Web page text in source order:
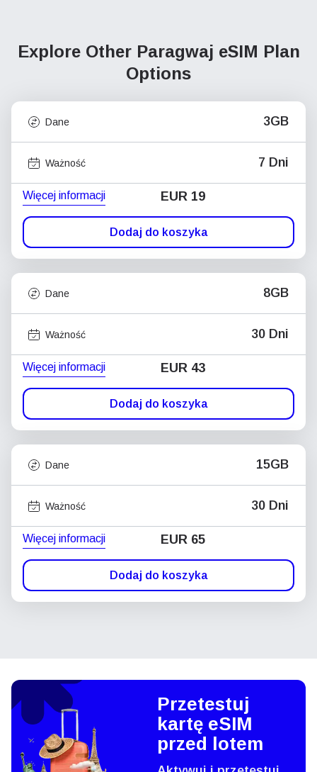
Explore Other Paragwaj eSIM Plan
Options
Dane 3GB
Ważność 7 Dni
Więcej informacji EUR 19
Dodaj do koszyka
Dane 8GB
Ważność 30 Dni
Więcej informacji EUR 43
Dodaj do koszyka
Dane 15GB
Ważność 30 Dni
Więcej informacji EUR 65
Dodaj do koszyka
Przetestuj
kartę eSIM
przed lotem